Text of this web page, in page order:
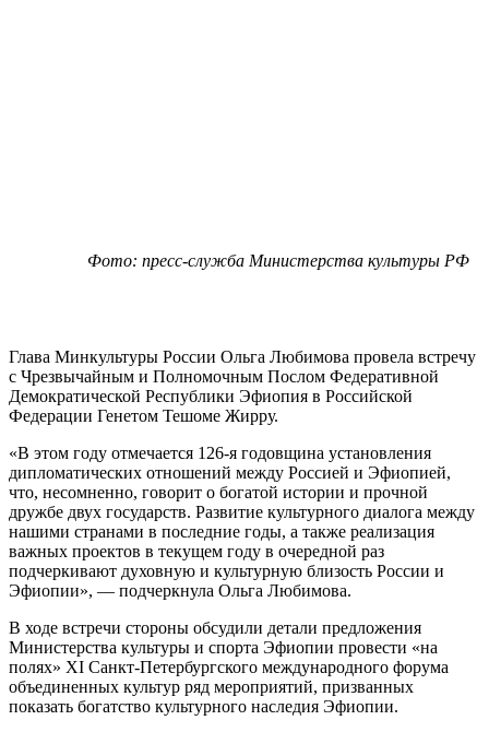
Фото: пресс-служба Министерства культуры РФ
Глава Минкультуры России Ольга Любимова провела встречу
с Чрезвычайным и Полномочным Послом Федеративной
Демократической Республики Эфиопия в Российской
Федерации Генетом Тешоме Жирру.
«В этом году отмечается 126-я годовщина установления
дипломатических отношений между Россией и Эфиопией,
что, несомненно, говорит о богатой истории и прочной
дружбе двух государств. Развитие культурного диалога между
нашими странами в последние годы, а также реализация
важных проектов в текущем году в очередной раз
подчеркивают духовную и культурную близость России и
Эфиопии», — подчеркнула Ольга Любимова.
В ходе встречи стороны обсудили детали предложения
Министерства культуры и спорта Эфиопии провести «на
полях» XI Санкт-Петербургского международного форума
объединенных культур ряд мероприятий, призванных
показать богатство культурного наследия Эфиопии.